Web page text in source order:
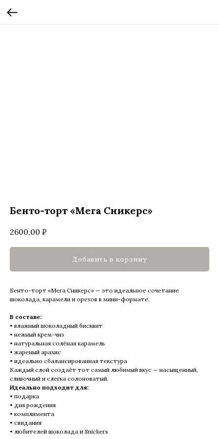
Бенто-торт «Мега Сникерс»
2600,00 ₽
Добавить в корзину
Бенто-торт «Мега Сникерс» — это идеальное сочетание
шоколада, карамели и орехов в мини-формате.
В составе:
• влажный шоколадный бисквит
• нежный крем-чиз
• натуральная солёная карамель
• жареный арахис
• идеально сбалансированная текстура
Каждый слой создаёт тот самый любимый вкус — насыщенный,
сливочный и слегка солоноватый.
Идеально подходит для:
• подарка
• дня рождения
• комплимента
• свидания
• любителей шоколада и Snickers